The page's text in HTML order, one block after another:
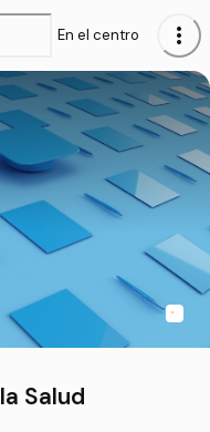
En el centro more_vert
Salud